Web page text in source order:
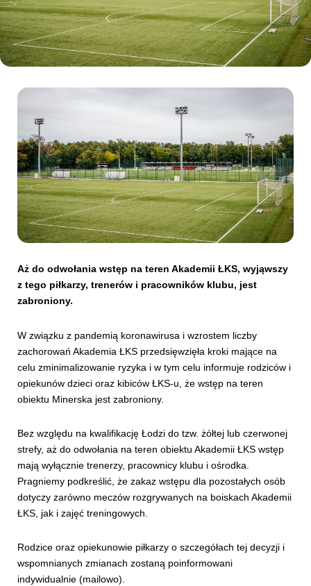
Dla mediów
Kibice
SKLEP KUP BILET
Aż do odwołania wstęp na teren Akademii ŁKS, wyjąwszy
z tego piłkarzy, trenerów i pracowników klubu, jest
zabroniony.
W związku z pandemią koronawirusa i wzrostem liczby
zachorowań Akademia ŁKS przedsięwzięła kroki mające na
celu zminimalizowanie ryzyka i w tym celu informuje rodziców i
opiekunów dzieci oraz kibiców ŁKS-u, że wstęp na teren
obiektu Minerska jest zabroniony.
Bez względu na kwalifikację Łodzi do tzw. żółtej lub czerwonej
strefy, aż do odwołania na teren obiektu Akademii ŁKS wstęp
mają wyłącznie trenerzy, pracownicy klubu i ośrodka.
Pragniemy podkreślić, że zakaz wstępu dla pozostałych osób
dotyczy zarówno meczów rozgrywanych na boiskach Akademii
ŁKS, jak i zajęć treningowych.
Rodzice oraz opiekunowie piłkarzy o szczegółach tej decyzji i
wspomnianych zmianach zostaną poinformowani
indywidualnie (mailowo).